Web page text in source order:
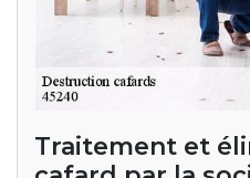
Traitement et